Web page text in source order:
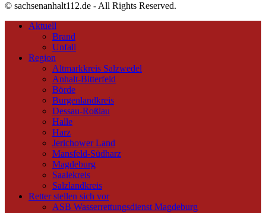
© sachsenanhalt112.de - All Rights Reserved.
Aktuell
Brand
Unfall
Region
Altmarkkreis Salzwedel
Anhalt-Bitterfeld
Börde
Burgenlandkreis
Dessau-Roßlau
Halle
Harz
Jerichower Land
Mansfeld-Südharz
Magdeburg
Saalekreis
Salzlandkreis
Retter stellen sich vor
ASB Wasserrettungsdienst Magdeburg